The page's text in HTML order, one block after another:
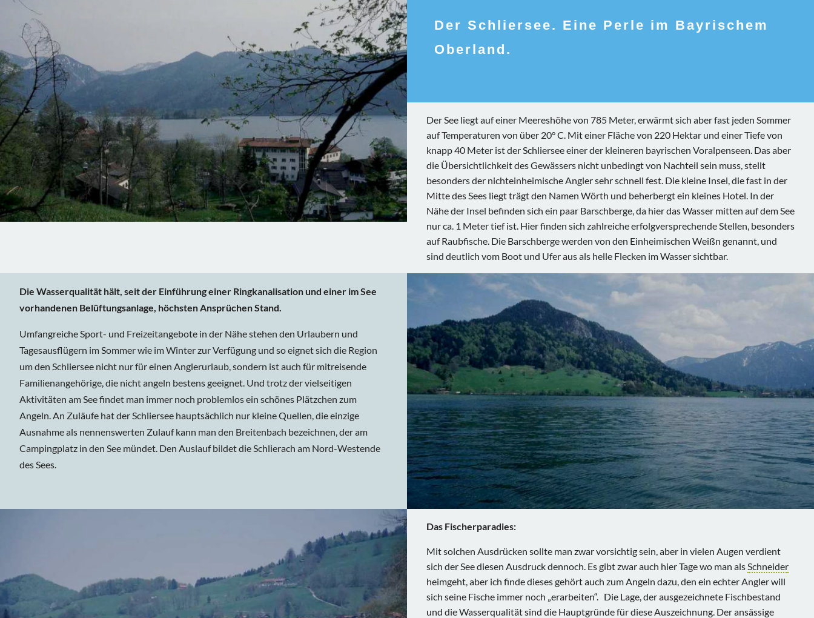
Der Schliersee. Eine Perle im Bayrischem
Oberland.
Der See liegt auf einer Meereshöhe von 785 Meter, erwärmt sich aber fast jeden Sommer
auf Temperaturen von über 20° C. Mit einer Fläche von 220 Hektar und einer Tiefe von
knapp 40 Meter ist der Schliersee einer der kleineren bayrischen Voralpenseen. Das aber
die Übersichtlichkeit des Gewässers nicht unbedingt von Nachteil sein muss, stellt
besonders der nichteinheimische Angler sehr schnell fest. Die kleine Insel, die fast in der
Mitte des Sees liegt trägt den Namen Wörth und beherbergt ein kleines Hotel. In der
Nähe der Insel befinden sich ein paar Barschberge, da hier das Wasser mitten auf dem See
nur ca. 1 Meter tief ist. Hier finden sich zahlreiche erfolgversprechende Stellen, besonders
auf Raubfische. Die Barschberge werden von den Einheimischen Weißn genannt, und
sind deutlich vom Boot und Ufer aus als helle Flecken im Wasser sichtbar.
Die Wasserqualität hält, seit der Einführung einer Ringkanalisation und einer im See
vorhandenen Belüftungsanlage, höchsten Ansprüchen Stand.
Umfangreiche Sport- und Freizeitangebote in der Nähe stehen den Urlaubern und
Tagesausflügern im Sommer wie im Winter zur Verfügung und so eignet sich die Region
um den Schliersee nicht nur für einen Anglerurlaub, sondern ist auch für mitreisende
Familienangehörige, die nicht angeln bestens geeignet. Und trotz der vielseitigen
Aktivitäten am See findet man immer noch problemlos ein schönes Plätzchen zum
Angeln. An Zuläufe hat der Schliersee hauptsächlich nur kleine Quellen, die einzige
Ausnahme als nennenswerten Zulauf kann man den Breitenbach bezeichnen, der am
Campingplatz in den See mündet. Den Auslauf bildet die Schlierach am Nord-Westende
des Sees.
Das Fischerparadies:
Mit solchen Ausdrücken sollte man zwar vorsichtig sein, aber in vielen Augen verdient
sich der See diesen Ausdruck dennoch. Es gibt zwar auch hier Tage wo man alsSchneider
heimgeht, aber ich finde dieses gehört auch zum Angeln dazu, den ein echter Angler will
sich seine Fische immer noch „erarbeiten“. Die Lage, der ausgezeichnete Fischbestand
und die Wasserqualität sind die Hauptgründe für diese Auszeichnung. Der ansässige